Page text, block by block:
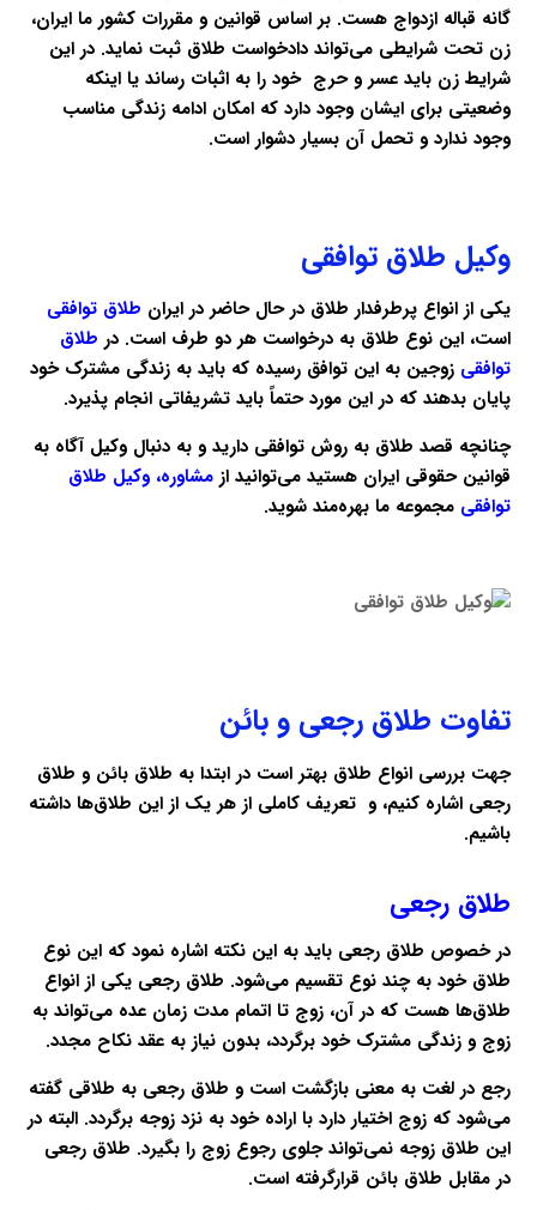
گانه قباله ازدواج هست. بر اساس قوانین و مقررات کشور ما ایران،
زن تحت شرایطی می‌تواند دادخواست طلاق ثبت نماید. در این
شرایط زن باید عسر و حرج خود را به اثبات رساند یا اینکه
وضعیتی برای ایشان وجود دارد که امکان ادامه زندگی مناسب
وجود ندارد و تحمل آن بسیار دشوار است.
وکیل طلاق توافقی
یکی از انواع پرطرفدار طلاق در حال حاضر در ایران طلاق توافقی
است، این نوع طلاق به درخواست هر دو طرف است. در طلاق
توافقیزوجین به این توافق رسیده که باید به زندگی مشترک خود
پایان بدهند که در این مورد حتماً باید تشریفاتی انجام پذیرد.
چنانچه قصد طلاق به روش توافقی دارید و به دنبال وکیل آگاه به
قوانین حقوقی ایران هستید می‌توانید ازمشاوره، وکیل طلاق
توافقی مجموعه ما بهره‌مند شوید.
تفاوت طلاق رجعی و بائن
جهت بررسی انواع طلاق بهتر است در ابتدا به طلاق بائن و طلاق
رجعی اشاره کنیم، و تعریف کاملی از هر یک از این طلاق‌ها داشته
باشیم.
طلاق رجعی
در خصوص طلاق رجعی باید به این نکته اشاره نمود که این نوع
طلاق خود به چند نوع تقسیم می‌شود. طلاق رجعی یکی از انواع
طلاق‌ها هست که در آن، زوج تا اتمام مدت زمان عده می‌تواند به
زوج و زندگی مشترک خود برگردد، بدون نیاز به عقد نکاح مجدد.
رجع در لغت به معنی بازگشت است و طلاق رجعی به طلاقی گفته
می‌شود که زوج اختیار دارد با اراده خود به نزد زوجه برگردد. البته در
این طلاق زوجه نمی‌تواند جلوی رجوع زوج را بگیرد. طلاق رجعی
در مقابل طلاق بائن قرارگرفته است.